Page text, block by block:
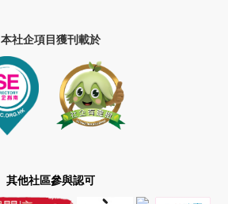
本社企項目獲刊載於
其他社區參與認可